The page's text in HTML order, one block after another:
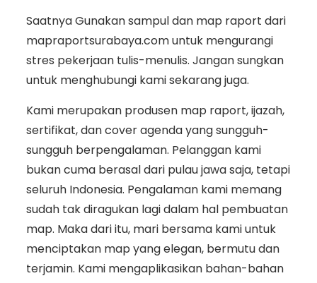
Saatnya Gunakan sampul dan map raport dari
mapraportsurabaya.com untuk mengurangi
stres pekerjaan tulis-menulis. Jangan sungkan
untuk menghubungi kami sekarang juga.
Kami merupakan produsen map raport, ijazah,
sertifikat, dan cover agenda yang sungguh-
sungguh berpengalaman. Pelanggan kami
bukan cuma berasal dari pulau jawa saja, tetapi
seluruh Indonesia. Pengalaman kami memang
sudah tak diragukan lagi dalam hal pembuatan
map. Maka dari itu, mari bersama kami untuk
menciptakan map yang elegan, bermutu dan
terjamin. Kami mengaplikasikan bahan-bahan